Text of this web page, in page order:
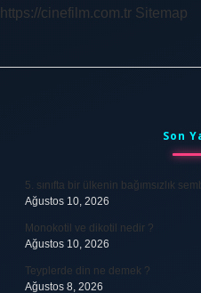
https://cinefilm.com.tr Sitemap
Son
5. sınıfta bir ülkenin bağımsızlık
Ağustos 10, 2026
Monokotil ve dikotil nedir ?
Ağustos 10, 2026
Teyplerde din ne demek ?
Ağustos 8, 2026